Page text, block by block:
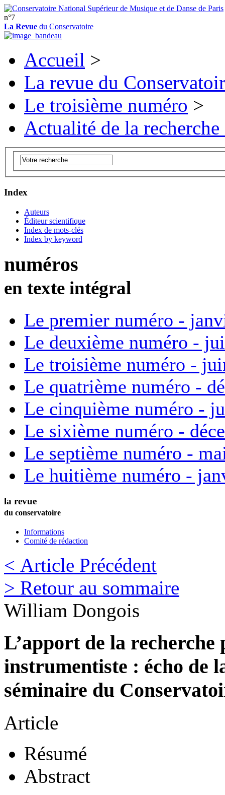
n°7
La Revue du Conservatoire
Accueil >
La revue du
Le troisième numéro >
Actualité de la
Index
Auteurs
Éditeur scientifique
Index de mots-clés
Index by keyword
numéros
en texte intégral
Le premier numéro -
Le deuxième numéro -
Le troisième numéro -
Le quatrième numéro -
Le cinquième numéro -
Le sixième numéro -
Le septième numéro -
Le huitième numéro -
la revue
du conservatoire
Informations
Comité de rédaction
< Article Précédent
> Retour au sommaire
William Dongois
L’apport de la
instrumentiste : écho de
séminaire du
Article
Résumé
Abstract